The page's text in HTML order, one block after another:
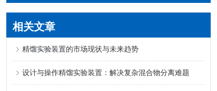
相关文章
精馏实验装置的市场现状与未来趋势
设计与操作精馏实验装置：解决复杂混合物分离难题